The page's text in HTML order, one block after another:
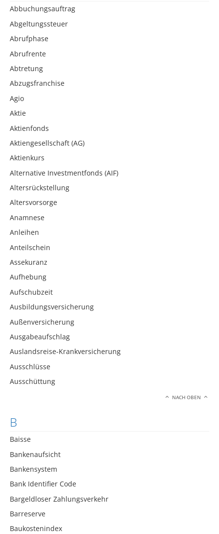
Abbuchungsauftrag
Abgeltungssteuer
Abrufphase
Abrufrente
Abtretung
Abzugsfranchise
Agio
Aktie
Aktienfonds
Aktiengesellschaft (AG)
Aktienkurs
Alternative Investmentfonds (AIF)
Altersrückstellung
Altersvorsorge
Anamnese
Anleihen
Anteilschein
Assekuranz
Aufhebung
Aufschubzeit
Ausbildungsversicherung
Außenversicherung
Ausgabeaufschlag
Auslandsreise-Krankversicherung
Ausschlüsse
Ausschüttung
NACH OBEN
B
Baisse
Bankenaufsicht
Bankensystem
Bank Identifier Code
Bargeldloser Zahlungsverkehr
Barreserve
Baukostenindex